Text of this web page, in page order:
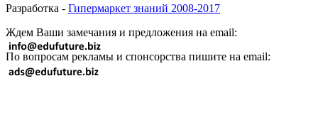
Разработка - Гипермаркет знаний 2008-2017
Ждем Ваши замечания и предложения на email:
По вопросам рекламы и спонсорства пишите на email: